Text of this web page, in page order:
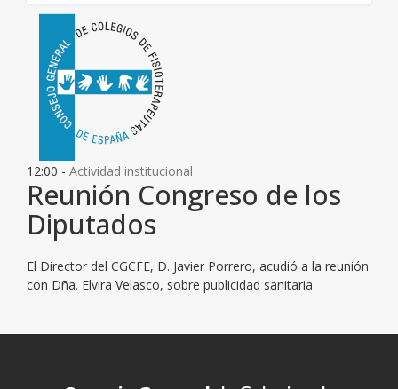
12:00 - Actividad institucional
Reunión Congreso de los
Diputados
El Director del CGCFE, D. Javier Porrero, acudió a la reunión
con Dña. Elvira Velasco, sobre publicidad sanitaria